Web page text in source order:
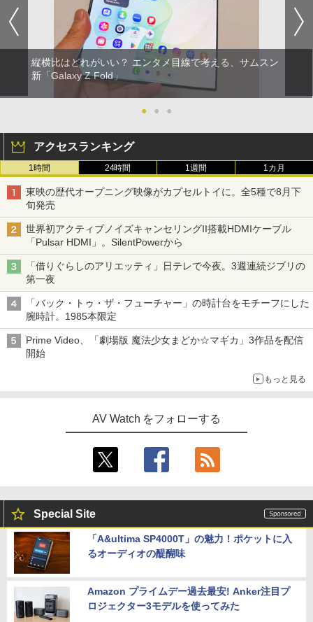
縦横比はどれがいい？ エンタメ目線で考える、サムスン
新「Galaxy Z Fold」
● ● ●
アクセスランキング
1時間 24時間 1週間 1カ月
東映の歴代オープニング映像がカプセルトイに。全5種で8月下
旬発売
世界初アクティブノイズキャンセリングII搭載HDMIケーブル
「Pulsar HDMI」。SilentPowerから
「借りぐらしのアリエッティ」日テレで今夜。3週連続ジブリの
第一夜
「バック・トゥ・ザ・フューチャー」の時計台をモチーフにした
腕時計。1985本限定
Prime Video、「劇場版 魔法少女まどか☆マギカ」3作品を配信
開始
もっと見る
AV Watch をフォローする
Special Site
「A&ultima SP4000T」の魅力！ポケットに入
るオーディオの醍醐味
Amazon プライムデー過去最安! Anker注目プ
ロジェクター3モデルを使ってみた